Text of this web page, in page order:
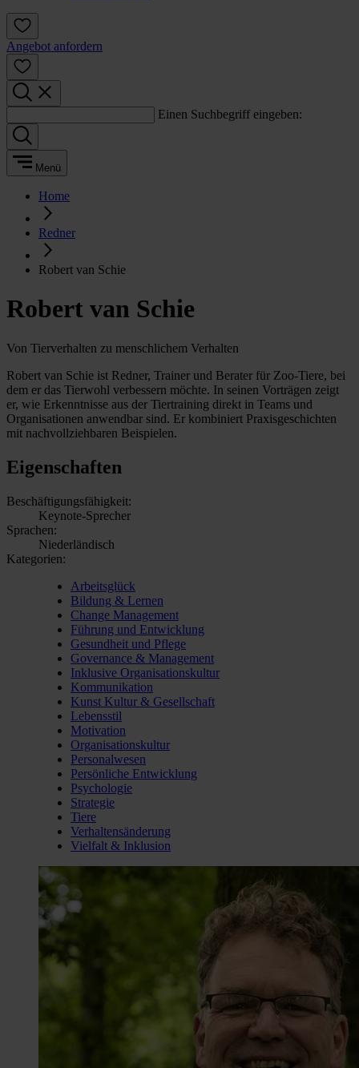
Angebot anfordern
Einen Suchbegriff eingeben:
Menü
Home
Redner
Robert van Schie
Robert van Schie
Von Tierverhalten zu menschlichem Verhalten
Robert van Schie ist Redner, Trainer und Berater für Zoo-Tiere, bei
dem er das Tierwohl verbessern möchte. In seinen Vorträgen zeigt
er, wie Erkenntnisse aus der Tiertraining direkt in Teams und
Organisationen anwendbar sind. Er kombiniert Praxisgeschichten
mit nachvollziehbaren Beispielen.
Eigenschaften
Beschäftigungsfähigkeit:
Keynote-Sprecher
Sprachen:
Niederländisch
Kategorien:
Arbeitsglück
Bildung & Lernen
Change Management
Führung und Entwicklung
Gesundheit und Pflege
Governance & Management
Inklusive Organisationskultur
Kommunikation
Kunst Kultur & Gesellschaft
Lebensstil
Motivation
Organisationskultur
Personalwesen
Persönliche Entwicklung
Psychologie
Strategie
Tiere
Verhaltensänderung
Vielfalt & Inklusion